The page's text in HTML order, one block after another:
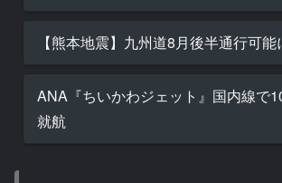
【熊本地震】九州道8月後半通行可能
ANA『ちいかわジェット』国内線で
就航